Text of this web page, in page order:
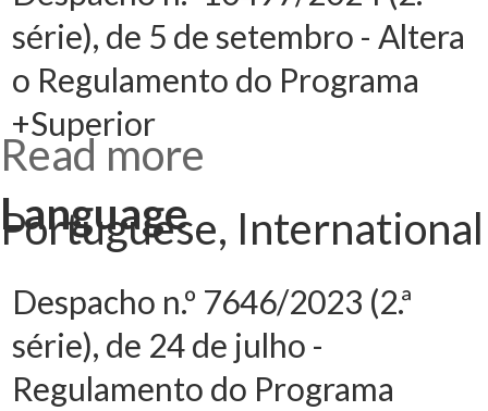
Ensino
Superior
série), de 5 de setembro - Altera
o Regulamento do Programa
+Superior
Read more
(2.ª série), de 5
de setembro -
Altera o
Regulamento
do Programa
+Superior
Language
Portuguese, International
Despacho n.º 7646/2023 (2.ª
série), de 24 de julho -
Regulamento do Programa